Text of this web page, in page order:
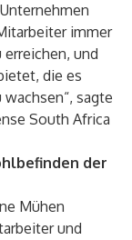
immer
und
die es
sagte
South Africa
der
Mühen
und